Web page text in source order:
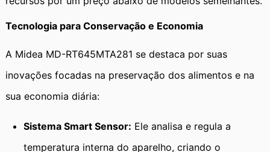
Tecnologia para Conservação e Economia
A Midea MD-RT645MTA281 se destaca por suas
inovações focadas na preservação dos alimentos e na
sua economia diária:
Sistema Smart Sensor: Ele analisa e regula a
temperatura interna do aparelho, criando o